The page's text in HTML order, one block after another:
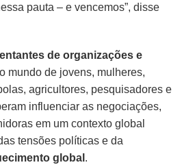
pauta – e vencemos”, disse
de organizações e
mundo de jovens, mulheres,
agricultores, pesquisadores e
influenciar as negociações,
em um contexto global
tensões políticas e da
global .